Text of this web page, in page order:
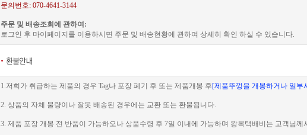
문의번호: 070-4641-3144
주문 및 배송조회에 관하여:
로그인 후 마이페이지를 이용하시면 주문 및 배송현황에 관하여 상세히 확인 하실 수 있습니다.
1.저희가 취급하는 제품의 경우 Tag나 포장 폐기 후 또는 제품개봉 후[제품뚜껑을 개봉하거나 일부
2. 상품의 자체 불량이나 잘못 배송된 경우에는 교환 또는 환불됩니다.
3. 제품 포장 개봉 전 반품이 가능하오나 상품수령 후 7일 이내에 가능하며 왕복택배비는 고객님께